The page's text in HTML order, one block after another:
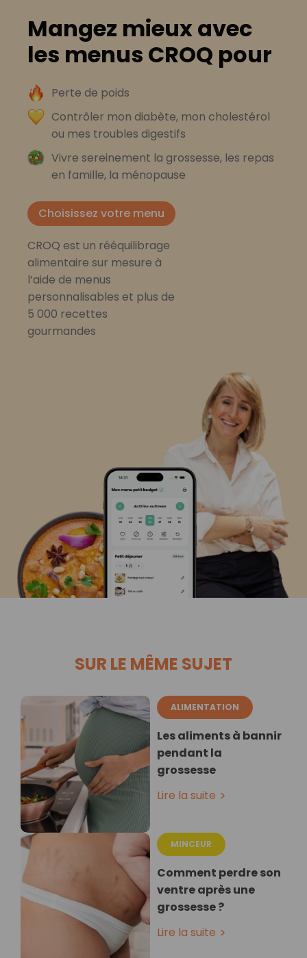
Mangez mieux avec
les menus CROQ pour
Perte de poids
Contrôler mon diabète, mon cholestérol
ou mes troubles digestifs
Vivre sereinement la grossesse, les repas
en famille, la ménopause
Choisissez votre menu
CROQ est un rééquilibrage
alimentaire sur mesure à
l’aide de menus
personnalisables et plus de
5 000 recettes
gourmandes
SUR LE MÊME SUJET
ALIMENTATION
Les aliments à bannir
pendant la
grossesse
Lire la suite
MINCEUR
Comment perdre son
ventre après une
grossesse ?
Lire la suite